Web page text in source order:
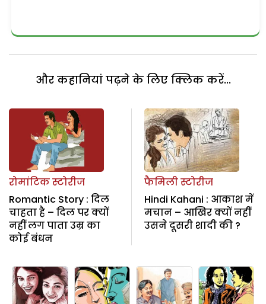
और कहानियां पढ़ने के लिए क्लिक करें...
रोमांटिक स्टोरीज
Romantic Story : दिल
चाहता है – दिल पर क्यों
नहीं लग पाता उम्र का
कोई बंधन
फैमिली स्टोरीज
Hindi Kahani : आकाश में
मचान – आखिर क्यों नहीं
उसने दूसरी शादी की ?